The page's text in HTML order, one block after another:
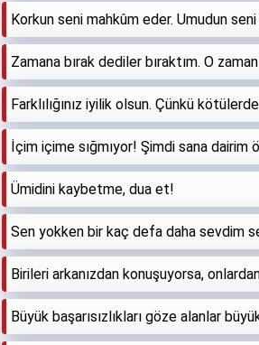
Korkun seni mahkûm eder. Umudun
Zamana bırak dediler bıraktım. O
Farklılığınız iyilik olsun. Çünkü
İçim içime sığmıyor! Şimdi sana
Ümidini kaybetme, dua et!
Sen yokken bir kaç defa daha sevdim
Birileri arkanızdan konuşuyorsa,
Büyük başarısızlıkları göze alanlar